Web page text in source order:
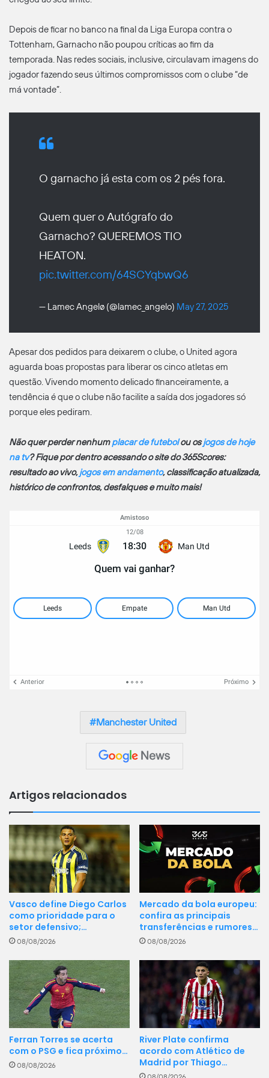
Depois de ficar no banco na final da Liga Europa contra o
Tottenham, Garnacho não poupou críticas ao fim da
temporada. Nas redes sociais, inclusive, circulavam imagens do
jogador fazendo seus últimos compromissos com o clube “de
má vontade”.
O garnacho já esta com os 2 pés fora.
Quem quer o Autógrafo do
Garnacho? QUEREMOS TIO
HEATON.
pic.twitter.com/64SCYqbwQ6
— Lamec Angelø (@lamec_angelo) May 27, 2025
Apesar dos pedidos para deixarem o clube, o United agora
aguarda boas propostas para liberar os cinco atletas em
questão. Vivendo momento delicado financeiramente, a
tendência é que o clube não facilite a saída dos jogadores só
porque eles pediram.
Não quer perder nenhumplacar de futebolou osjogos de hoje
na tv? Fique por dentro acessando o site do 365Scores:
resultado ao vivo,jogos em andamento, classificação atualizada,
histórico de confrontos, desfalques e muito mais!
Amistoso
Leeds
12/08
18:30 Man Utd
Quem vai ganhar?
Leeds Empate Man Utd
Anterior Próximo
Manchester United
Artigos relacionados
Vasco define Diego Carlos
como prioridade para o
setor defensivo;…
08/08/2026
Mercado da bola europeu:
confira as principais
transferências e rumores…
08/08/2026
Ferran Torres se acerta
com o PSG e fica próximo…
08/08/2026
River Plate confirma
acordo com Atlético de
Madrid por Thiago…